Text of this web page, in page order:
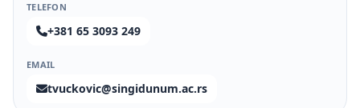
TELEFON
+381 65 3093 249
EMAIL
tvuckovic@singidunum.ac.rs